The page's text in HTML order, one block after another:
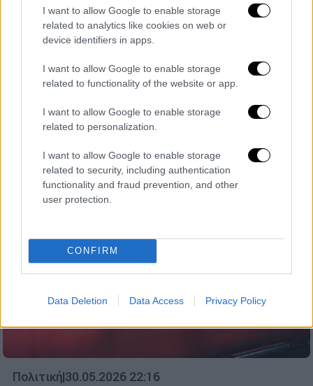
I want to allow Google to enable storage
related to analytics like cookies on web or
device identifiers in apps.
I want to allow Google to enable storage
related to functionality of the website or app.
I want to allow Google to enable storage
related to personalization.
I want to allow Google to enable storage
related to security, including authentication
functionality and fraud prevention, and other
user protection.
CONFIRM
Data Deletion Data Access Privacy Policy
Ελλάδα|30.05.2026 22:29
Γενικό μπλακ άουτ σε Μαρούσι και Νέο
ενημέρωση του ΔΕΔΔΗΕ
Μέχρι στιγμής δεν έχουν γίνει γνωστά τα
αίτια της διακοπής
Πολιτική|30.05.2026 22:16